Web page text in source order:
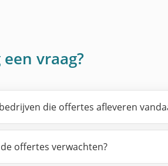
vraag?
die offertes afleveren
offertes verwachten?